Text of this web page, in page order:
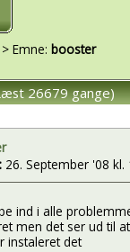
Emne: booster
26679 gange)
26. September '08 kl.
ind i alle
men det ser ud til
instaleret det